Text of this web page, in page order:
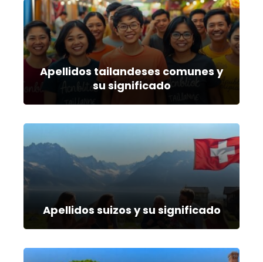
Apellidos tailandeses comunes y
su significado
Apellidos suizos y su significado